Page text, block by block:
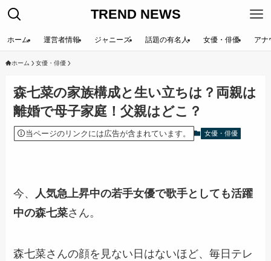
TREND NEWS
ホーム 運営者情報 ジャニーズ 話題の有名人 女優・俳優 アナ
ホーム 女優・俳優
森七菜の家族構成と生い立ちは？両親は
離婚で母子家庭！父親はどこ？
当ページのリンクには広告が含まれています。 女優・俳優
今、 人気急上昇中の若手女優で歌手としても活躍
中の森七菜さん。
森七菜さんの顔を見ない日はないほど、毎日テレ